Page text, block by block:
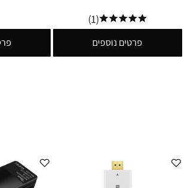
(1)
פרטים נוספים